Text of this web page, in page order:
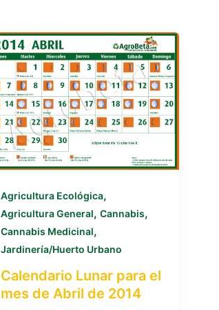
Agricultura Ecológica,
Agricultura General, Cannabis,
Cannabis Medicinal,
Jardinería/Huerto Urbano
Calendario Lunar para el
mes de Abril de 2014